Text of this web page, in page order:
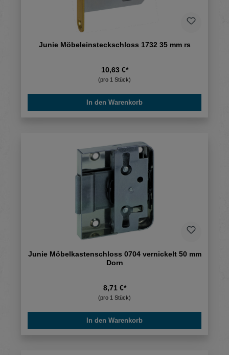
Junie Möbeleinsteckschloss 1732 35 mm rs
10,63 €*
(pro 1 Stück)
In den Warenkorb
Junie Möbelkastenschloss 0704 vernickelt 50 mm
Dorn
8,71 €*
(pro 1 Stück)
In den Warenkorb